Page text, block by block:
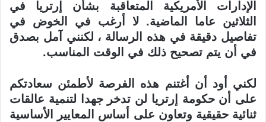
الإدارات الأمريكية المتعاقبة بشأن إرتريا في
الثلاثين عاما الماضية. لا أرغب في الخوض في
تفاصيل دقيقة في هذه الرسالة ، لكنني آمل بصدق
في أن يتم تصحيح ذلك في الوقت المناسب.
لكني أود أن أغتنم هذه الفرصة لأطمئن سعادتكم
على أن حكومة إرتريا لن تدخر جهدا
لتنمية عالقات
ثنائية حقيقية وتعاون على أساس المعايير الأساسية